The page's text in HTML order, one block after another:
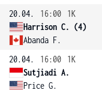
20.04.
16:00
1K
Harrison C. (4)
Abanda F.
20.04.
16:00
1K
Sutjiadi A.
Price G.